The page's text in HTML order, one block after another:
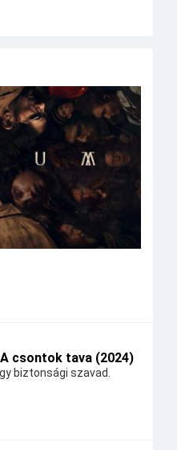
csontok tava (2024)
biztonsági szavad.